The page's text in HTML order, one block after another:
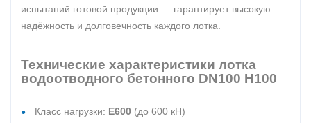
испытаний готовой продукции — гарантирует высокую
надёжность и долговечность каждого лотка.
Технические характеристики лотка
водоотводного бетонного DN100 H100
Класс нагрузки: E600 (до 600 кН)